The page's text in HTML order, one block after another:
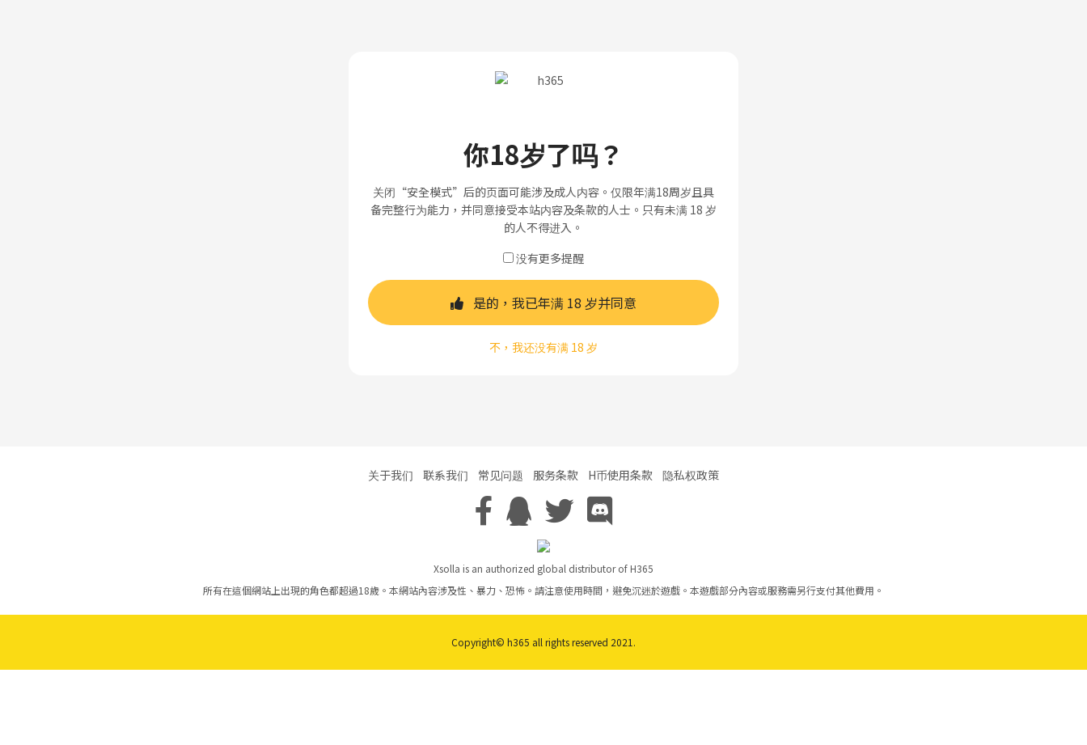
你18岁了吗？
关闭“安全模式”后的页面可能涉及成人内容。仅限年满18周岁且具
备完整行为能力，并同意接受本站内容及条款的人士。只有未满 18 岁
的人不得进入。
没有更多提醒
是的，我已年满 18 岁并同意
不，我还没有满 18 岁
关于我们 联系我们 常见问题 服务条款 H币使用条款 隐私权政策
Xsolla is an authorized global distributor of H365
所有在這個網站上出現的角色都超過18歲。本網站內容涉及性、暴力、恐怖。請注意使用時間，避免沉迷於遊戲。本遊戲部分內容或服務需另行支付其他費用。
Copyright© h365 all rights reserved 2021.